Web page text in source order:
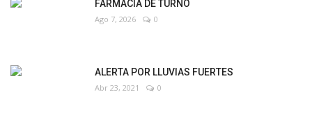
FARMACIA DE TURNO
Ago 7, 2026 0
ALERTA POR LLUVIAS FUERTES
Abr 23, 2021 0